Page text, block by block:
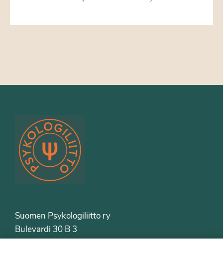
Suomen Psykologiliitto ry
Bulevardi 30 B 3